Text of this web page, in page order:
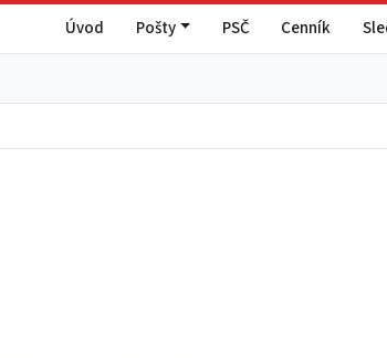
Úvod Pošty PSČ Cenník